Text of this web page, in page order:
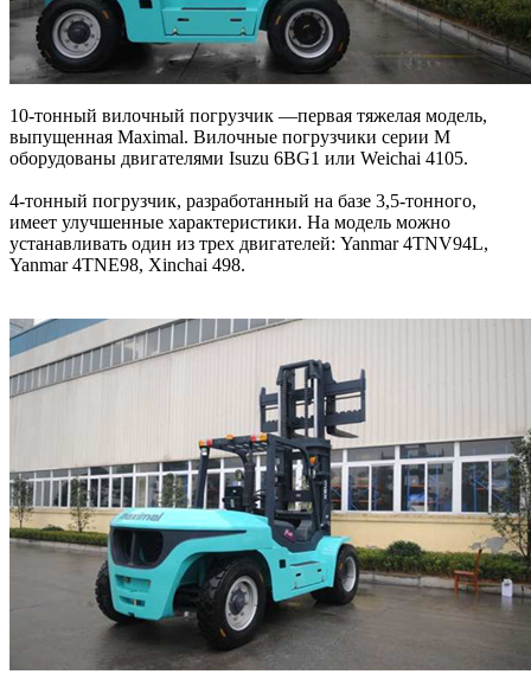
10-тонный вилочный погрузчик —первая тяжелая модель,
выпущенная Maximal. Вилочные погрузчики серии M
оборудованы двигателями Isuzu 6BG1 или Weichai 4105.
4-тонный погрузчик, разработанный на базе 3,5-тонного,
имеет улучшенные характеристики. На модель можно
устанавливать один из трех двигателей: Yanmar 4TNV94L,
Yanmar 4TNE98, Xinchai 498.